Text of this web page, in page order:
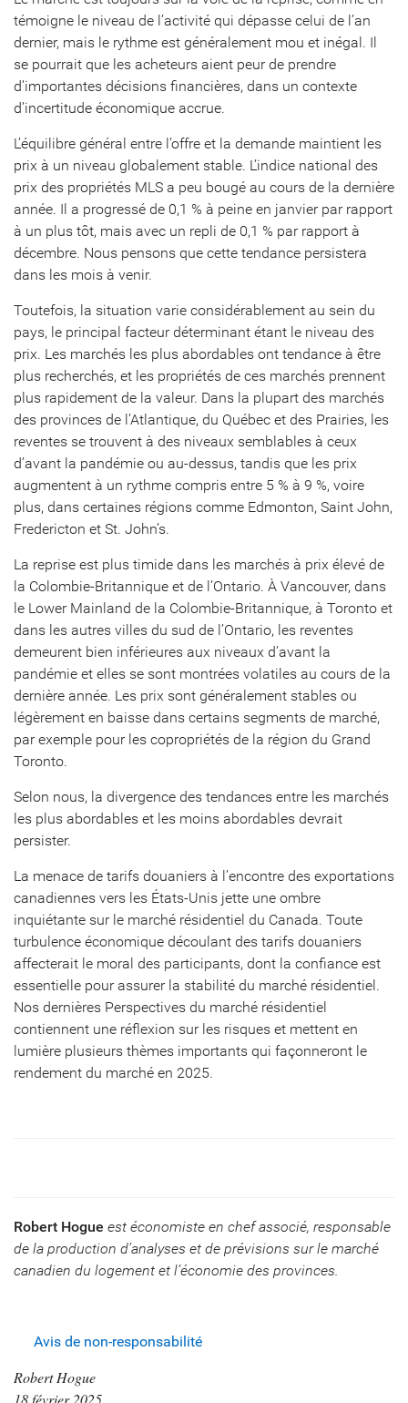
témoigne le niveau de l’activité qui dépasse celui de l’an
dernier, mais le rythme est généralement mou et inégal. Il
se pourrait que les acheteurs aient peur de prendre
d’importantes décisions financières, dans un contexte
d’incertitude économique accrue.
L’équilibre général entre l’offre et la demande maintient les
prix à un niveau globalement stable. L’indice national des
prix des propriétés MLS a peu bougé au cours de la dernière
année. Il a progressé de 0,1 % à peine en janvier par rapport
à un plus tôt, mais avec un repli de 0,1 % par rapport à
décembre. Nous pensons que cette tendance persistera
dans les mois à venir.
Toutefois, la situation varie considérablement au sein du
pays, le principal facteur déterminant étant le niveau des
prix. Les marchés les plus abordables ont tendance à être
plus recherchés, et les propriétés de ces marchés prennent
plus rapidement de la valeur. Dans la plupart des marchés
des provinces de l’Atlantique, du Québec et des Prairies, les
reventes se trouvent à des niveaux semblables à ceux
d’avant la pandémie ou au-dessus, tandis que les prix
augmentent à un rythme compris entre 5 % à 9 %, voire
plus, dans certaines régions comme Edmonton, Saint John,
Fredericton et St. John’s.
La reprise est plus timide dans les marchés à prix élevé de
la Colombie-Britannique et de l’Ontario. À Vancouver, dans
le Lower Mainland de la Colombie-Britannique, à Toronto et
dans les autres villes du sud de l’Ontario, les reventes
demeurent bien inférieures aux niveaux d’avant la
pandémie et elles se sont montrées volatiles au cours de la
dernière année. Les prix sont généralement stables ou
légèrement en baisse dans certains segments de marché,
par exemple pour les copropriétés de la région du Grand
Toronto.
Selon nous, la divergence des tendances entre les marchés
les plus abordables et les moins abordables devrait
persister.
La menace de tarifs douaniers à l’encontre des exportations
canadiennes vers les États-Unis jette une ombre
inquiétante sur le marché résidentiel du Canada. Toute
turbulence économique découlant des tarifs douaniers
affecterait le moral des participants, dont la confiance est
essentielle pour assurer la stabilité du marché résidentiel.
Nos dernières Perspectives du marché résidentiel
contiennent une réflexion sur les risques et mettent en
lumière plusieurs thèmes importants qui façonneront le
rendement du marché en 2025.
Robert Hogue est économiste en chef associé, responsable
de la production d’analyses et de prévisions sur le marché
canadien du logement et l’économie des provinces.
Avis de non-responsabilité
Robert Hogue
18 février 2025